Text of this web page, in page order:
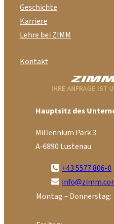
Geschichte
Karriere
Lehre bei ZIMM
Kontakt
IHRE ANFRAGE IST
Hauptsitz des
Millennium Park 3
A-6890 Lustenau
+43 5577 806-0
Montag – Donnerstag: